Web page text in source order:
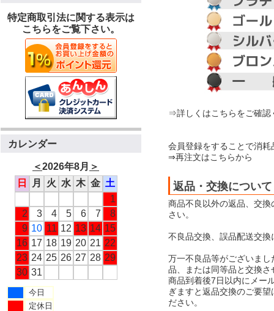
特定商取引法に関する表示は
こちらをご覧下さい。
カレンダー
＜2026年8月 ＞
日
月 火 水 木 金 土
1
2
3 4 5 6 7
8
9 10 11 12 13 14 15
16 17 18 19 20 21 22
23 24 25 26 27 28 29
30 31
今日
定休日
⇒詳しくはこちらをご確認
会員登録をすることで消
⇒再注文はこちらから
返品・交換について
商品不良以外の返品、交
さい。
不良品交換、誤品配送交
万一不良品等がございま
品、または同等品と交換
商品到着後7日以内にメー
ぎますと返品交換のご要
ださい。